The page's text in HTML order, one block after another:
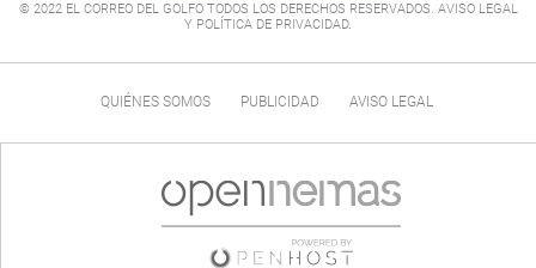
© 2022 EL CORREO DEL GOLFO TODOS LOS DERECHOS RESERVADOS. AVISO LEGAL
Y POLÍTICA DE PRIVACIDAD.
QUIÉNES SOMOS PUBLICIDAD AVISO LEGAL